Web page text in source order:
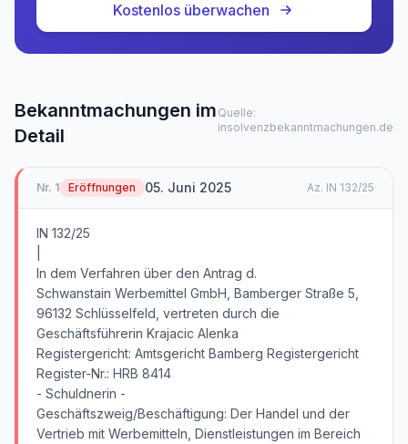
Kostenlos überwachen
Bekanntmachungen im
Detail
Quelle:
insolvenzbekanntmachungen.de
Nr. 1 Eröffnungen 05. Juni 2025 Az. IN 132/25
IN 132/25
In dem Verfahren über den Antrag d.
Schwanstain Werbemittel GmbH, Bamberger Straße 5,
96132 Schlüsselfeld, vertreten durch die
Geschäftsführerin Krajacic Alenka
Registergericht: Amtsgericht Bamberg Registergericht
Register-Nr.: HRB 8414
- Schuldnerin -
Geschäftszweig/Beschäftigung: Der Handel und der
Vertrieb mit Werbemitteln, Dienstleistungen im Bereich